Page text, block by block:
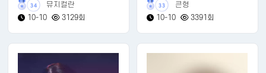
34
뮤지컬란
10-10
3129회
33
큰형
10-10
3391회